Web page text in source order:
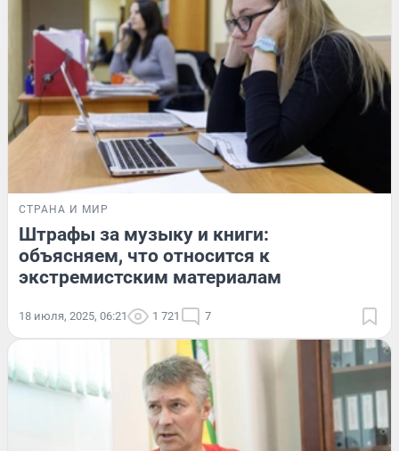
СТРАНА И МИР
Штрафы за музыку и книги:
объясняем, что относится к
экстремистским материалам
18 июля, 2025, 06:21 1 721 7